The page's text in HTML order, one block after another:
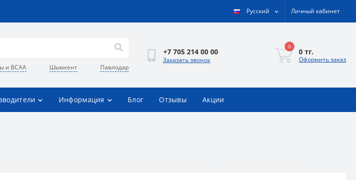
Русский Личный кабинет
и BCAA Шымкент Павлодар
+7 705 214 00 00
Заказать звонок
0
0 тг.
Оформить заказ
Информация Блог Отзывы Акции